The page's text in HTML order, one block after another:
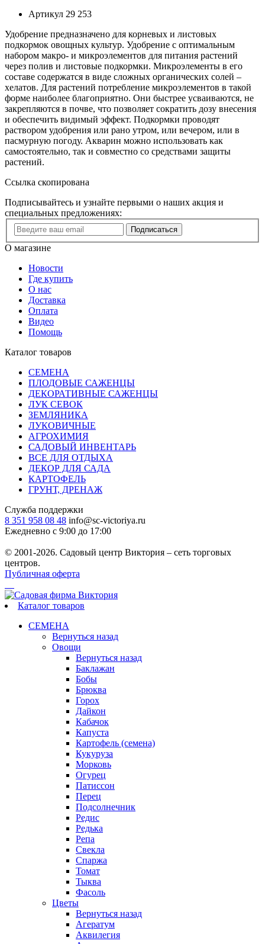
Артикул 29 253
Удобрение предназначено для корневых и листовых
подкормок овощных культур. Удобрение с оптимальным
набором макро- и микроэлементов для питания растений
через полив и листовые подкормки. Микроэлементы в его
составе содержатся в виде сложных органических солей –
хелатов. Для растений потребление микроэлементов в такой
форме наиболее благоприятно. Они быстрее усваиваются, не
закрепляются в почве, что позволяет сократить дозу внесения
и обеспечить видимый эффект. Подкормки проводят
раствором удобрения или рано утром, или вечером, или в
пасмурную погоду. Акварин можно использовать как
самостоятельно, так и совместно со средствами защиты
растений.
Ссылка скопирована
Подписывайтесь и узнайте первыми о наших акция и
специальных предложениях:
Подписаться
О магазине
Новости
Где купить
О нас
Доставка
Оплата
Видео
Помощь
Каталог товаров
СЕМЕНА
ПЛОДОВЫЕ САЖЕНЦЫ
ДЕКОРАТИВНЫЕ САЖЕНЦЫ
ЛУК СЕВОК
ЗЕМЛЯНИКА
ЛУКОВИЧНЫЕ
АГРОХИМИЯ
САДОВЫЙ ИНВЕНТАРЬ
ВСЕ ДЛЯ ОТДЫХА
ДЕКОР ДЛЯ САДА
КАРТОФЕЛЬ
ГРУНТ, ДРЕНАЖ
Служба поддержки
8 351 958 08 48 info@sc-victoriya.ru
Ежедневно с 9:00 до 17:00
© 2001-2026. Садовый центр Виктория – сеть торговых
центров.
Публичная оферта
Каталог товаров
СЕМЕНА
Вернуться назад
Овощи
Вернуться назад
Баклажан
Бобы
Брюква
Горох
Дайкон
Кабачок
Капуста
Картофель (семена)
Кукуруза
Морковь
Огурец
Патиссон
Перец
Подсолнечник
Редис
Редька
Репа
Свекла
Спаржа
Томат
Тыква
Фасоль
Цветы
Вернуться назад
Агератум
Аквилегия